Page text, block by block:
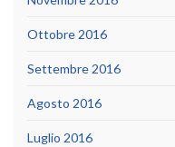
Ottobre 2016
Settembre 2016
Agosto 2016
Luglio 2016